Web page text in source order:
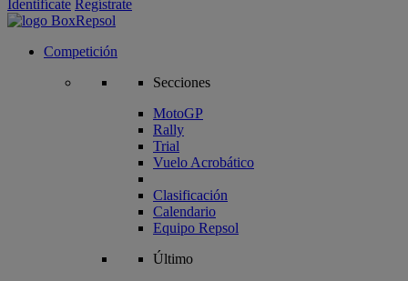
Identifícate Regístrate
Competición
Secciones
MotoGP
Rally
Trial
Vuelo Acrobático
Clasificación
Calendario
Equipo Repsol
Último